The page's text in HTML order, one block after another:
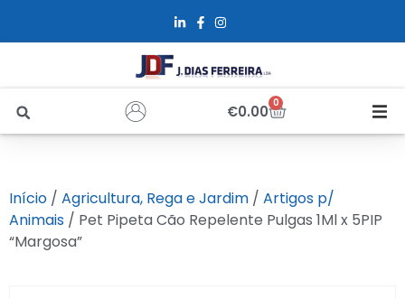
€0.00 0
Sobre Nós
Início / Agricultura, Rega e Jardim / Artigos p/
Animais / Pet Pipeta Cão Repelente Pulgas 1Ml x 5PIP
“Margosa”